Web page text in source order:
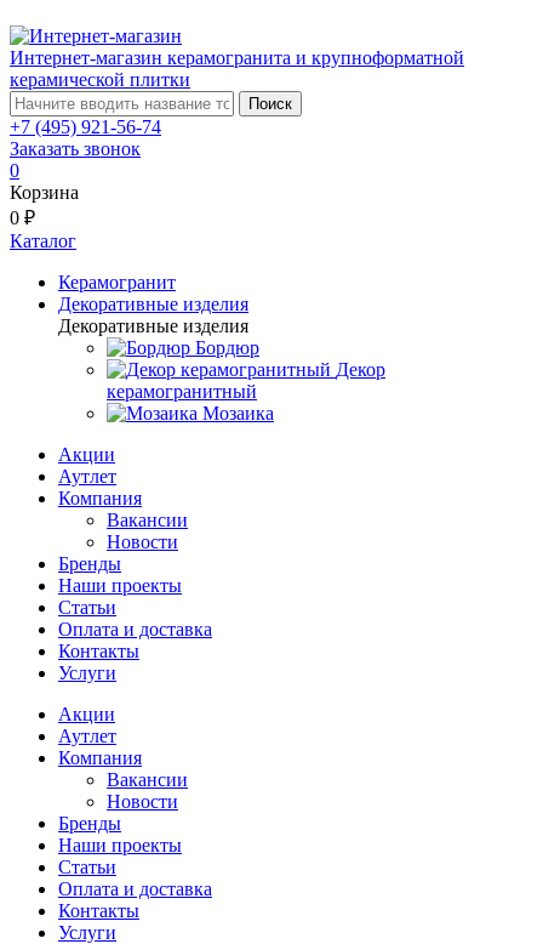
Интернет-магазин керамогранита и крупноформатной
керамической плитки
Поиск
+7 (495) 921-56-74
Заказать звонок
0
Корзина
0 ₽
Каталог
Керамогранит
Декоративные изделия
Декоративные изделия
Бордюр
Декор
керамогранитный
Мозаика
Акции
Аутлет
Компания
Вакансии
Новости
Бренды
Наши проекты
Статьи
Оплата и доставка
Контакты
Услуги
Акции
Аутлет
Компания
Вакансии
Новости
Бренды
Наши проекты
Статьи
Оплата и доставка
Контакты
Услуги